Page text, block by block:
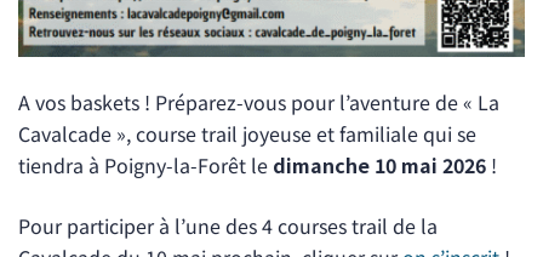
A vos baskets ! Préparez-vous pour l’aventure de « La
Cavalcade », course trail joyeuse et familiale qui se
tiendra à Poigny-la-Forêt le dimanche 10 mai 2026 !
Pour participer à l’une des 4 courses trail de la